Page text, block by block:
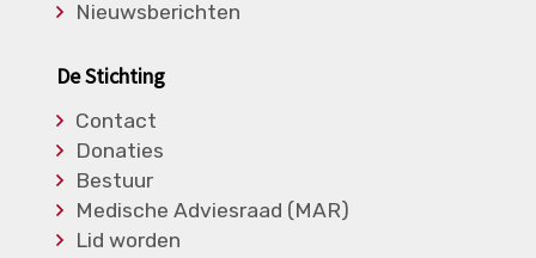
Nieuwsberichten
De Stichting
Contact
Donaties
Bestuur
Medische Adviesraad (MAR)
Lid worden